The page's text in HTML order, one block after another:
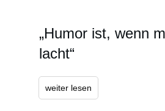
„Humor ist, wenn
lacht“
weiter lesen